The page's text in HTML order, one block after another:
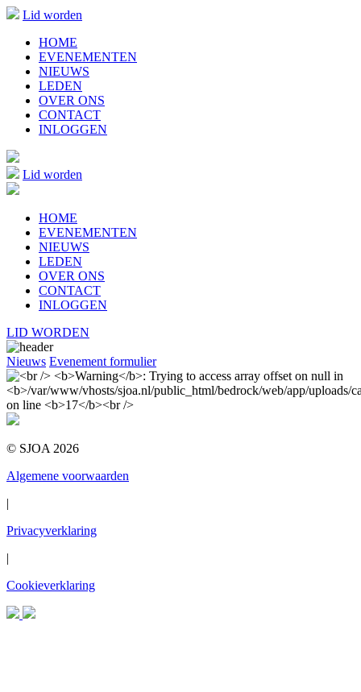
Lid worden
HOME
EVENEMENTEN
NIEUWS
LEDEN
OVER ONS
CONTACT
INLOGGEN
Lid worden
HOME
EVENEMENTEN
NIEUWS
LEDEN
OVER ONS
CONTACT
INLOGGEN
LID WORDEN
Nieuws Evenement formulier
© SJOA 2026
Algemene voorwaarden
|
Privacyverklaring
|
Cookieverklaring